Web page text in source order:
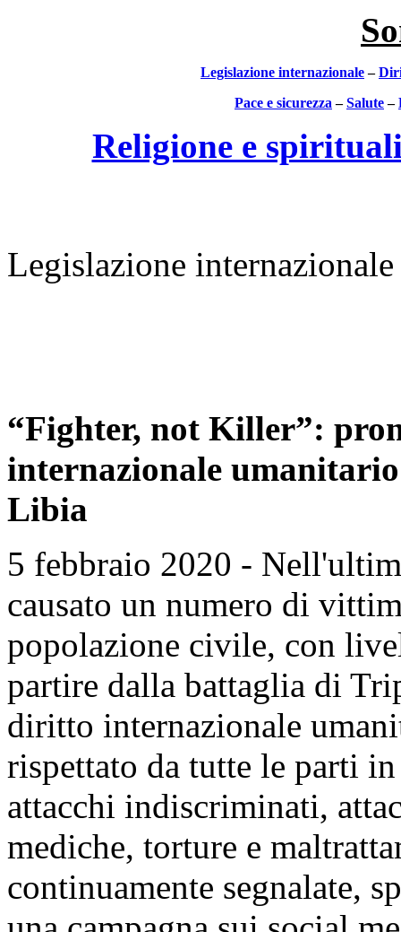
Legislazione internazionale–
Pace e sicurezza –Salute–
Religione e
Legislazione internazionale
“Fighter, not Killer”:
internazionale
Libia
5 febbraio 2020 -
causato un numero di
popolazione civile, con
partire dalla battaglia di
diritto internazionale
rispettato da tutte le parti
attacchi indiscriminati,
mediche, torture e
continuamente segnalate,